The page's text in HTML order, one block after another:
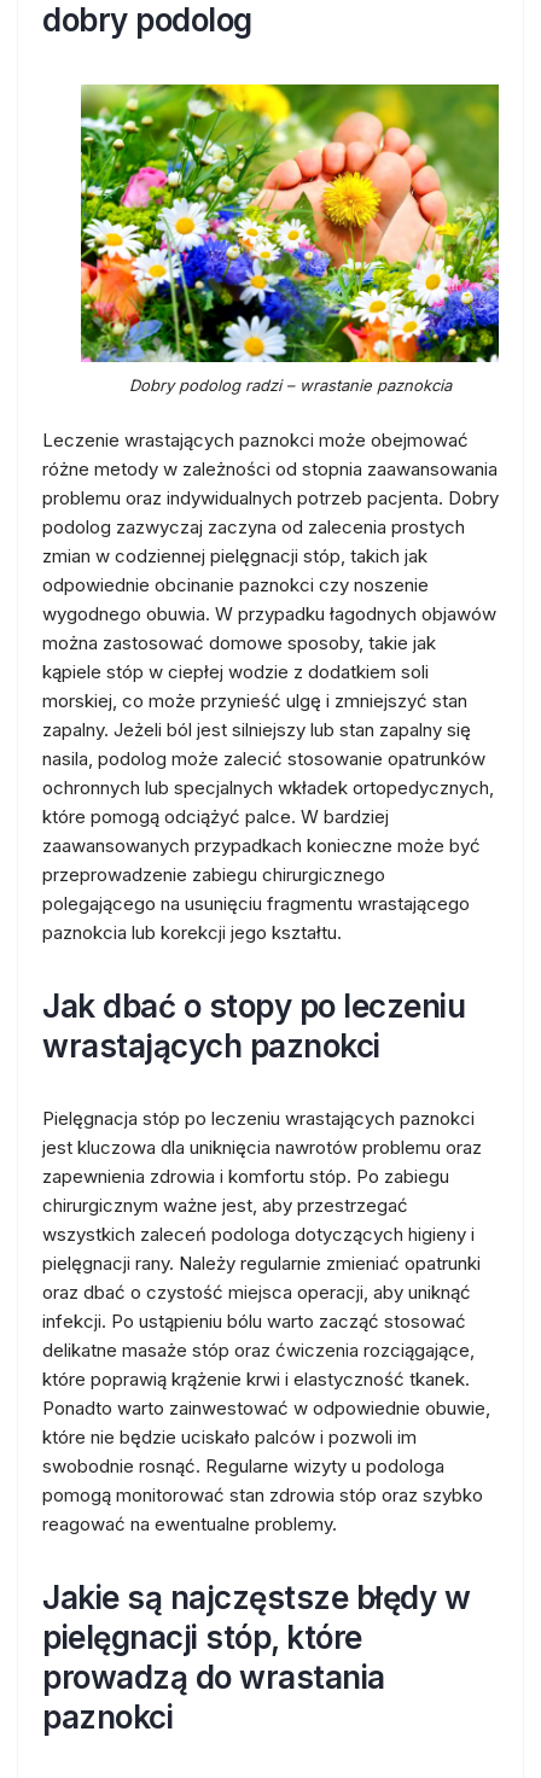
dobry podolog
Dobry podolog radzi – wrastanie paznokcia
Leczenie wrastających paznokci może obejmować
różne metody w zależności od stopnia zaawansowania
problemu oraz indywidualnych potrzeb pacjenta. Dobry
podolog zazwyczaj zaczyna od zalecenia prostych
zmian w codziennej pielęgnacji stóp, takich jak
odpowiednie obcinanie paznokci czy noszenie
wygodnego obuwia. W przypadku łagodnych objawów
można zastosować domowe sposoby, takie jak
kąpiele stóp w ciepłej wodzie z dodatkiem soli
morskiej, co może przynieść ulgę i zmniejszyć stan
zapalny. Jeżeli ból jest silniejszy lub stan zapalny się
nasila, podolog może zalecić stosowanie opatrunków
ochronnych lub specjalnych wkładek ortopedycznych,
które pomogą odciążyć palce. W bardziej
zaawansowanych przypadkach konieczne może być
przeprowadzenie zabiegu chirurgicznego
polegającego na usunięciu fragmentu wrastającego
paznokcia lub korekcji jego kształtu.
Jak dbać o stopy po leczeniu
wrastających paznokci
Pielęgnacja stóp po leczeniu wrastających paznokci
jest kluczowa dla uniknięcia nawrotów problemu oraz
zapewnienia zdrowia i komfortu stóp. Po zabiegu
chirurgicznym ważne jest, aby przestrzegać
wszystkich zaleceń podologa dotyczących higieny i
pielęgnacji rany. Należy regularnie zmieniać opatrunki
oraz dbać o czystość miejsca operacji, aby uniknąć
infekcji. Po ustąpieniu bólu warto zacząć stosować
delikatne masaże stóp oraz ćwiczenia rozciągające,
które poprawią krążenie krwi i elastyczność tkanek.
Ponadto warto zainwestować w odpowiednie obuwie,
które nie będzie uciskało palców i pozwoli im
swobodnie rosnąć. Regularne wizyty u podologa
pomogą monitorować stan zdrowia stóp oraz szybko
reagować na ewentualne problemy.
Jakie są najczęstsze błędy w
pielęgnacji stóp, które
prowadzą do wrastania
paznokci